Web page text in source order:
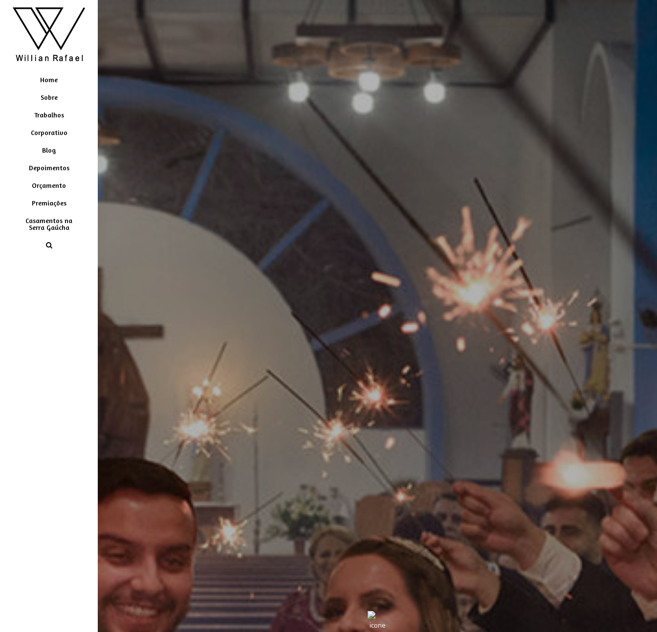
Home
Sobre
Trabalhos
Corporativo
Blog
Depoimentos
Orçamento
Premiações
Casamentos na
Serra Gaúcha